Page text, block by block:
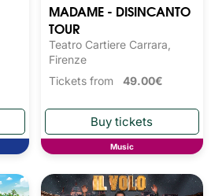
MADAME - DISINCANTO
TOUR
Teatro Cartiere Carrara,
Firenze
Tickets from 49.00€
Music